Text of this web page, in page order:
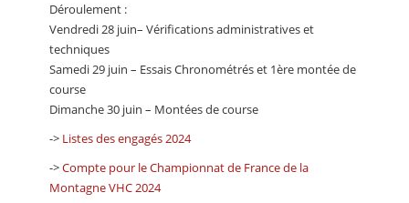
Déroulement :
Vendredi 28 juin– Vérifications administratives et
techniques
Samedi 29 juin – Essais Chronométrés et 1ère montée de
course
Dimanche 30 juin – Montées de course
-> Listes des engagés 2024
->Compte pour le Championnat de France de la
Montagne VHC 2024